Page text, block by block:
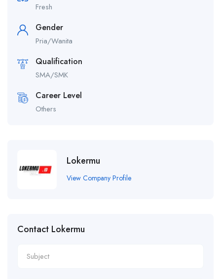
Fresh
Gender
Pria/Wanita
Qualification
SMA/SMK
Career Level
Others
Lokermu
View Company Profile
Contact Lokermu